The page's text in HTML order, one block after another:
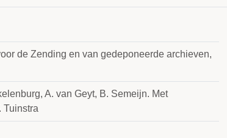
de Zending en van gedeponeerde archieven,
A. van Geyt, B. Semeijn. Met
Tuinstra